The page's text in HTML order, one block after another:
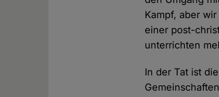
Kampf, aber
einer post-
unterrichten
In der Tat ist